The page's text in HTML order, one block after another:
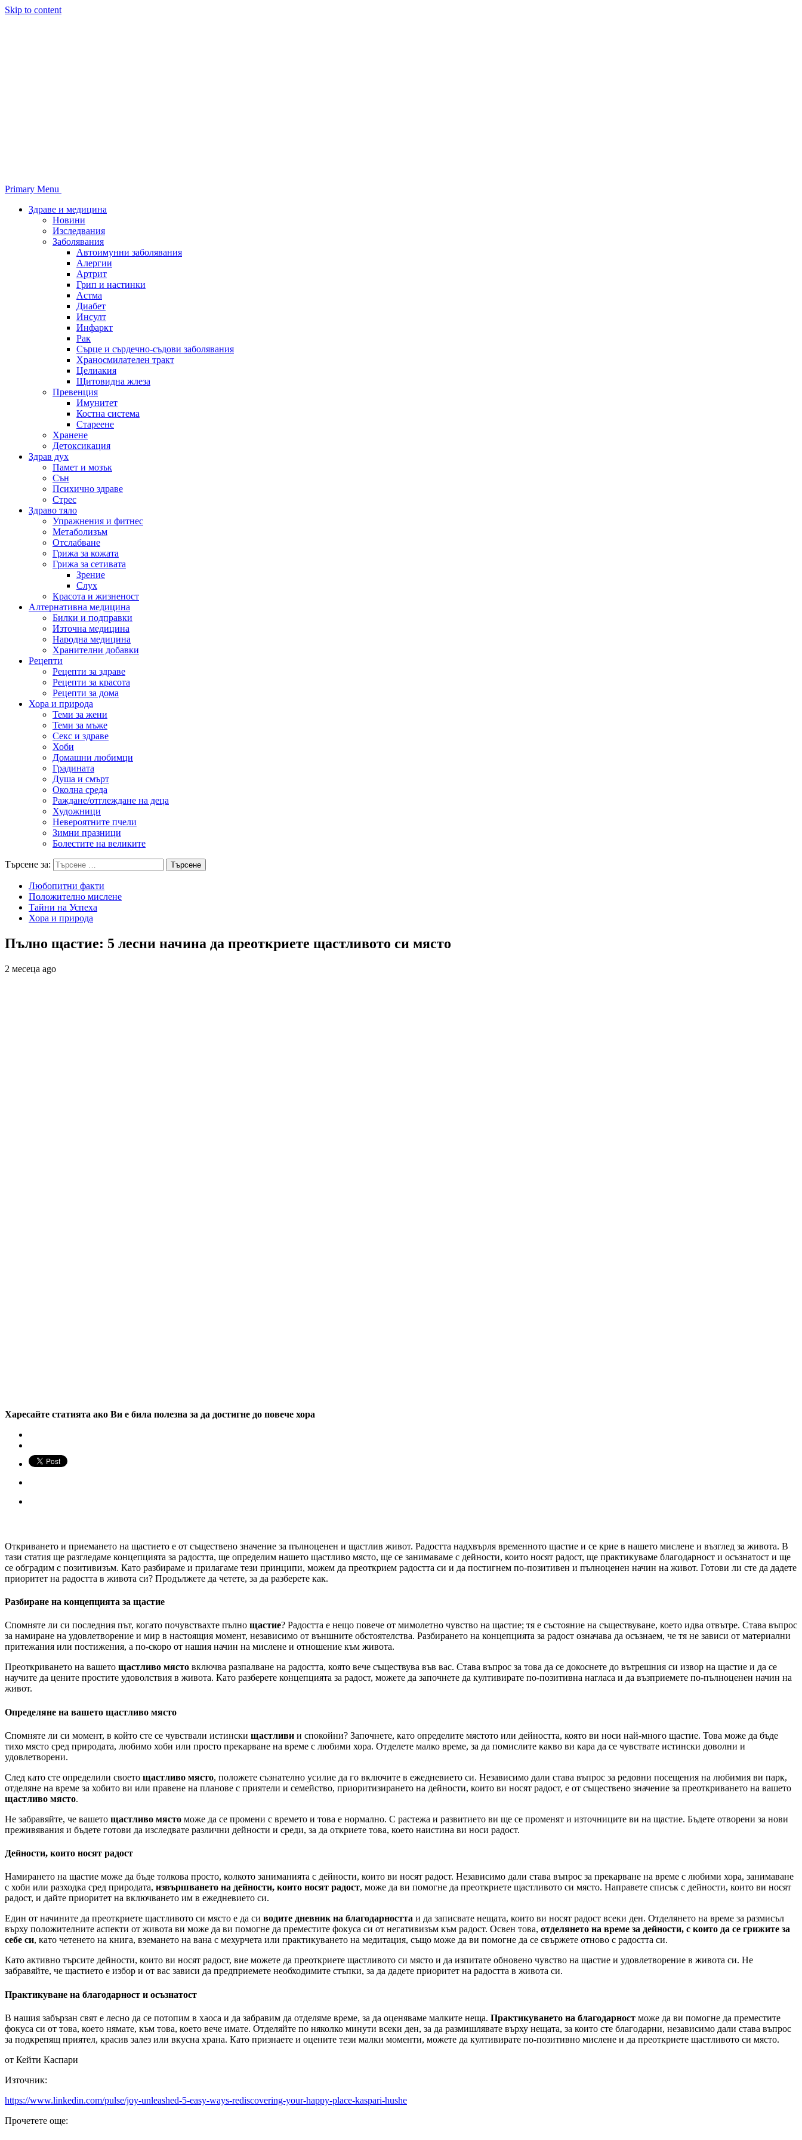
Skip to content
Primary Menu
Здраве и медицина
Новини
Изследвания
Заболявания
Автоимунни заболявания
Алергии
Артрит
Грип и настинки
Астма
Диабет
Инсулт
Инфаркт
Рак
Сърце и сърдечно-съдови заболявания
Храносмилателен тракт
Целиакия
Щитовидна жлеза
Превенция
Имунитет
Костна система
Стареене
Хранене
Детоксикация
Здрав дух
Памет и мозък
Сън
Психично здраве
Стрес
Здраво тяло
Упражнения и фитнес
Метаболизъм
Отслабване
Грижа за кожата
Грижа за сетивата
Зрение
Слух
Красота и жизненост
Алтернативна медицина
Билки и подправки
Източна медицина
Народна медицина
Хранителни добавки
Рецепти
Рецепти за здраве
Рецепти за красота
Рецепти за дома
Хора и природа
Теми за жени
Теми за мъже
Секс и здраве
Хоби
Домашни любимци
Градината
Душа и смърт
Околна среда
Раждане/отглеждане на деца
Художници
Невероятните пчели
Зимни празници
Болестите на великите
Търсене за:
Любопитни факти
Положително мислене
Тайни на Успеха
Хора и природа
Пълно щастие: 5 лесни начина да преоткриете щастливото си място
2 месеца ago
Харесайте статията ако Ви е била полезна за да достигне до повече хора
Откриването и приемането на щастието е от съществено значение за пълноценен и щастлив живот. Радостта надхвърля временното щастие и се крие в нашето мислене и възглед за живота. В
тази статия ще разгледаме концепцията за радостта, ще определим нашето щастливо място, ще се занимаваме с дейности, които носят радост, ще практикуваме благодарност и осъзнатост и ще
се обградим с позитивизъм. Като разбираме и прилагаме тези принципи, можем да преоткрием радостта си и да постигнем по-позитивен и пълноценен начин на живот. Готови ли сте да дадете
приоритет на радостта в живота си? Продължете да четете, за да разберете как.
Разбиране на концепцията за щастие
Спомняте ли си последния път, когато почувствахте пълно щастие? Радостта е нещо повече от мимолетно чувство на щастие; тя е състояние на съществуване, което идва отвътре. Става въпрос
за намиране на удовлетворение и мир в настоящия момент, независимо от външните обстоятелства. Разбирането на концепцията за радост означава да осъзнаем, че тя не зависи от материални
притежания или постижения, а по-скоро от нашия начин на мислене и отношение към живота.
Преоткриването на вашето щастливо място включва разпалване на радостта, която вече съществува във вас. Става въпрос за това да се докоснете до вътрешния си извор на щастие и да се
научите да цените простите удоволствия в живота. Като разберете концепцията за радост, можете да започнете да култивирате по-позитивна нагласа и да възприемете по-пълноценен начин на
живот.
Определяне на вашето щастливо място
Спомняте ли си момент, в който сте се чувствали истински щастливи и спокойни? Започнете, като определите мястото или дейността, която ви носи най-много щастие. Това може да бъде
тихо място сред природата, любимо хоби или просто прекарване на време с любими хора. Отделете малко време, за да помислите какво ви кара да се чувствате истински доволни и
удовлетворени.
След като сте определили своето щастливо място, положете съзнателно усилие да го включите в ежедневието си. Независимо дали става въпрос за редовни посещения на любимия ви парк,
отделяне на време за хобито ви или правене на планове с приятели и семейство, приоритизирането на дейности, които ви носят радост, е от съществено значение за преоткриването на вашето
щастливо място.
Не забравяйте, че вашето щастливо място може да се промени с времето и това е нормално. С растежа и развитието ви ще се променят и източниците ви на щастие. Бъдете отворени за нови
преживявания и бъдете готови да изследвате различни дейности и среди, за да откриете това, което наистина ви носи радост.
Дейности, които носят радост
Намирането на щастие може да бъде толкова просто, колкото заниманията с дейности, които ви носят радост. Независимо дали става въпрос за прекарване на време с любими хора, занимаване
с хоби или разходка сред природата, извършването на дейности, които носят радост, може да ви помогне да преоткриете щастливото си място. Направете списък с дейности, които ви носят
радост, и дайте приоритет на включването им в ежедневието си.
Един от начините да преоткриете щастливото си място е да си водите дневник на благодарността и да записвате нещата, които ви носят радост всеки ден. Отделянето на време за размисъл
върху положителните аспекти от живота ви може да ви помогне да преместите фокуса си от негативизъм към радост. Освен това, отделянето на време за дейности, с които да се грижите за
себе си, като четенето на книга, вземането на вана с мехурчета или практикуването на медитация, също може да ви помогне да се свържете отново с радостта си.
Като активно търсите дейности, които ви носят радост, вие можете да преоткриете щастливото си място и да изпитате обновено чувство на щастие и удовлетворение в живота си. Не
забравяйте, че щастието е избор и от вас зависи да предприемете необходимите стъпки, за да дадете приоритет на радостта в живота си.
Практикуване на благодарност и осъзнатост
В нашия забързан свят е лесно да се потопим в хаоса и да забравим да отделяме време, за да оценяваме малките неща. Практикуването на благодарност може да ви помогне да преместите
фокуса си от това, което нямате, към това, което вече имате. Отделяйте по няколко минути всеки ден, за да размишлявате върху нещата, за които сте благодарни, независимо дали става въпрос
за подкрепящ приятел, красив залез или вкусна храна. Като признаете и оцените тези малки моменти, можете да култивирате по-позитивно мислене и да преоткриете щастливото си място.
от Кейти Каспари
Източник:
https://www.linkedin.com/pulse/joy-unleashed-5-easy-ways-rediscovering-your-happy-place-kaspari-hushe
Прочетете още: